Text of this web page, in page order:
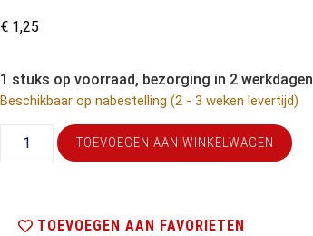
€ 1,25
1 stuks op voorraad, bezorging in 2 werkdagen
Beschikbaar op nabestelling (2 - 3 weken levertijd)
TOEVOEGEN AAN WINKELWAGEN
TOEVOEGEN AAN FAVORIETEN